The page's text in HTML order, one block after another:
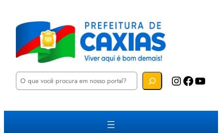
P
u
Instagram Facebook YouTube